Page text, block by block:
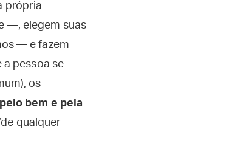
própria
—, elegem suas
— e fazem
a pessoa se
os
bem e pela
qualquer